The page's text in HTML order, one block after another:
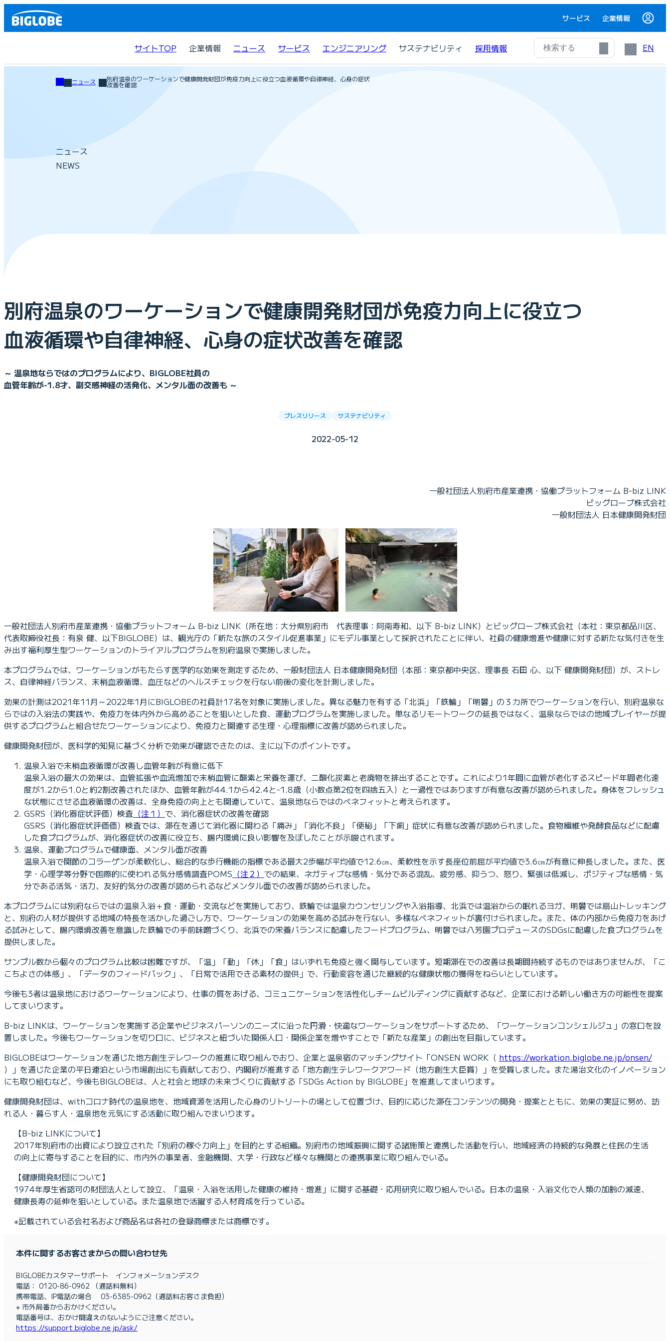
サービス 企業情報
サイトTOP 企業情報 ニュース サービス エンジニアリング サステナビリティ 採用情報 EN
ニュース 別府温泉のワーケーションで健康開発財団が免疫力向上に役立つ血液循環や自律神経、心身の症状
改善を確認
ニュース
NEWS
別府温泉のワーケーションで健康開発財団が免疫力向上に役立つ
血液循環や自律神経、心身の症状改善を確認
～ 温泉地ならではのプログラムにより、BIGLOBE社員の
血管年齢が-1.8才、副交感神経の活発化、メンタル面の改善も ～
プレスリリース サステナビリティ
2022-05-12
一般社団法人別府市産業連携・協働プラットフォーム B-biz LINK
ビッグローブ株式会社
一般財団法人 日本健康開発財団
一般社団法人別府市産業連携・協働プラットフォーム B-biz LINK（所在地：大分県別府市 代表理事：阿南寿和、以下 B-biz LINK）とビッグローブ株式会社（本社：東京都品川区、
代表取締役社長：有泉 健、以下BIGLOBE）は、観光庁の「新たな旅のスタイル促進事業」にモデル事業として採択されたことに伴い、社員の健康増進や健康に対する新たな気付きを生
み出す福利厚生型ワーケーションのトライアルプログラムを別府温泉で実施しました。
本プログラムでは、ワーケーションがもたらす医学的な効果を測定するため、一般財団法人 日本健康開発財団（本部：東京都中央区、理事長 石田 心、以下 健康開発財団）が、ストレ
ス、自律神経バランス、末梢血液循環、血圧などのヘルスチェックを行ない前後の変化を計測しました。
効果の計測は2021年11月～2022年1月にBIGLOBEの社員計17名を対象に実施しました。異なる魅力を有する「北浜」「鉄輪」「明礬」の３カ所でワーケーションを行い、別府温泉な
らではの入浴法の実践や、免疫力を体内外から高めることを狙いとした食、運動プログラムを実施しました。単なるリモートワークの延長ではなく、温泉ならではの地域プレイヤーが提
供するプログラムと組合せたワーケーションにより、免疫力と関連する生理・心理指標に改善が認められました。
健康開発財団が、医科学的知見に基づく分析で効果が確認できたのは、主に以下のポイントです。
温泉入浴で末梢血液循環が改善し血管年齢が有意に低下
温泉入浴の最大の効果は、血管拡張や血流増加で末梢血管に酸素と栄養を運び、二酸化炭素と老廃物を排出することです。これにより1年間に血管が老化するスピード年間老化速
度が1.2から1.0と約2割改善されたほか、血管年齢が44.1から42.4と-1.8歳（小数点第2位を四捨五入）と一過性ではありますが有意な改善が認められました。身体をフレッシュ
な状態にさせる血液循環の改善は、全身免疫の向上とも関連していて、温泉地ならではのベネフィットと考えられます。
GSRS（消化器症状評価）検査 （注１） で、消化器症状の改善を確認
GSRS（消化器症状評価価）検査では、滞在を通じて消化器に関わる「痛み」「消化不良」「便秘」「下痢」症状に有意な改善が認められました。食物繊維や発酵食品などに配慮
した食プログラムが、消化器症状の改善に役立ち、腸内環境に良い影響を及ぼしたことが示唆されます。
温泉、運動プログラムで健康面、メンタル面が改善
温泉入浴で関節のコラーゲンが柔軟化し、総合的な歩行機能の指標である最大2歩幅が平均値で12.6㎝、柔軟性を示す長座位前屈が平均値で3.6㎝が有意に伸長しました。また、医
学・心理学等分野で国際的に使われる気分感情調査POMS （注２） での結果、ネガティブな感情・気分である混乱、疲労感、抑うつ、怒り、緊張は低減し、ポジティブな感情・気
分である活気・活力、友好的気分の改善が認められるなどメンタル面での改善が認められました。
本プログラムには別府ならではの温泉入浴＋食・運動・交流などを実施しており、鉄輪では温泉カウンセリングや入浴指導、北浜では温浴からの眠れるヨガ、明礬では扇山トレッキング
と、別府の人材が提供する地域の特長を活かした過ごし方で、ワーケーションの効果を高める試みを行ない、多様なベネフィットが裏付けられました。また、体の内部から免疫力をあげ
る試みとして、腸内環境改善を意識した鉄輪での手前味噌づくり、北浜での栄養バランスに配慮したフードプログラム、明礬では八芳園プロデュースのSDGsに配慮した食プログラムを
提供しました。
サンプル数から個々のプログラム比較は困難ですが、「温」「動」「休」「食」はいずれも免疫と強く関与しています。短期滞在での改善は長期間持続するものではありませんが、「こ
こちよさの体感」、「データのフィードバック」、「日常で活用できる素材の提供」で、行動変容を通じた継続的な健康状態の獲得をねらいとしています。
今後も3者は温泉地におけるワーケーションにより、仕事の質をあげる、コミュニケーションを活性化しチームビルディングに貢献するなど、企業における新しい働き方の可能性を提案
してまいります。
B-biz LINKは、ワーケーションを実施する企業やビジネスパーソンのニーズに沿った円滑・快適なワーケーションをサポートするため、「ワーケーションコンシェルジュ」の窓口を設
置しました。今後もワーケーションを切り口に、ビジネスと紐づいた関係人口・関係企業を増やすことで「新たな産業」の創出を目指しています。
BIGLOBEはワーケーションを通じた地方創生テレワークの推進に取り組んでおり、企業と温泉宿のマッチングサイト「ONSEN WORK（ https://workation.biglobe.ne.jp/onsen/
）」を通じた企業の平日連泊という市場創出にも貢献しており、内閣府が推進する「地方創生テレワークアワード（地方創生大臣賞）」を受賞しました。また湯治文化のイノベーション
にも取り組むなど、今後もBIGLOBEは、人と社会と地球の未来づくりに貢献する「SDGs Action by BIGLOBE」を推進してまいります。
健康開発財団は、withコロナ時代の温泉地を、地域資源を活用した心身のリトリートの場として位置づけ、目的に応じた滞在コンテンツの開発・提案とともに、効果の実証に努め、訪
れる人・暮らす人・温泉地を元気にする活動に取り組んでまいります。
【B-biz LINKについて】
2017年別府市の出資により設立された「別府の稼ぐ力向上」を目的とする組織。別府市の地域振興に関する諸施策と連携した活動を行い、地域経済の持続的な発展と住民の生活
の向上に寄与することを目的に、市内外の事業者、金融機関、大学・行政など様々な機関との連携事業に取り組んでいる。
【健康開発財団について】
1974年厚生省認可の財団法人として設立、「温泉・入浴を活用した健康の維持・増進」に関する基礎・応用研究に取り組んでいる。日本の温泉・入浴文化で人類の加齢の減速、
健康長寿の延伸を狙いとしている。また温泉地で活躍する人材育成を行っている。
※記載されている会社名および商品名は各社の登録商標または商標です。
本件に関するお客さまからの問い合わせ先
BIGLOBEカスタマーサポート インフォメーションデスク
電話： 0120-86-0962 （通話料無料）
携帯電話、IP電話の場合 03-6385-0962（通話料お客さま負担）
※ 市外局番からおかけください。
電話番号は、おかけ間違えのないようにご注意ください。
https://support.biglobe.ne.jp/ask/